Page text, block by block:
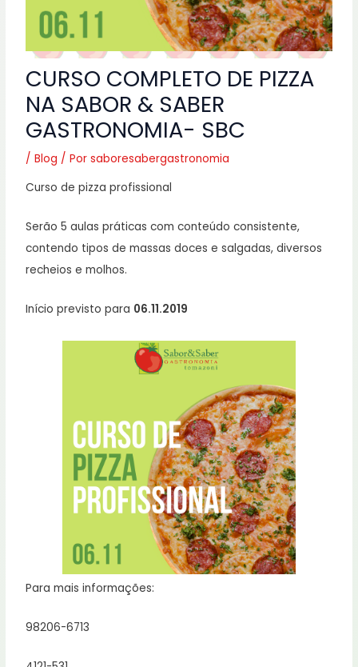
CURSO COMPLETO DE PIZZA
NA SABOR & SABER
GASTRONOMIA- SBC
/Blog / Porsaboresabergastronomia
Curso de pizza profissional
Serão 5 aulas práticas com conteúdo consistente,
contendo tipos de massas doces e salgadas, diversos
recheios e molhos.
Início previsto para 06.11.2019
Para mais informações:
98206-6713